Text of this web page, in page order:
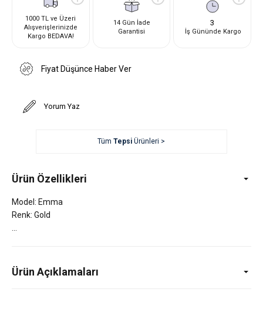
1000 TL ve Üzeri
Alışverişlerinizde
Kargo BEDAVA!
14 Gün İade
Garantisi
3
İş Gününde Kargo
Fiyat Düşünce Haber Ver
Yorum Yaz
TümTepsi Ürünleri >
Ürün Özellikleri
Model: Emma
Renk: Gold
Ürün Açıklamaları